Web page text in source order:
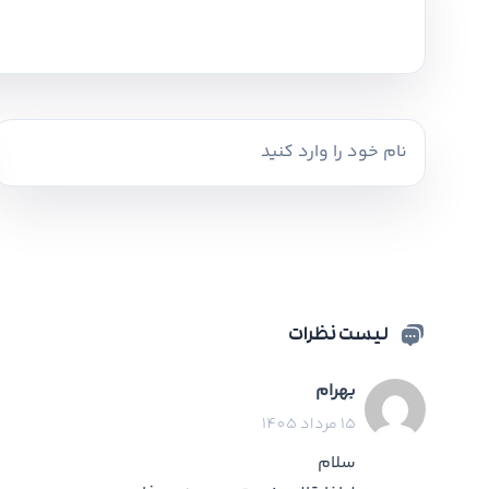
لیست نظرات
بهرام
15 مرداد 1405
سلام